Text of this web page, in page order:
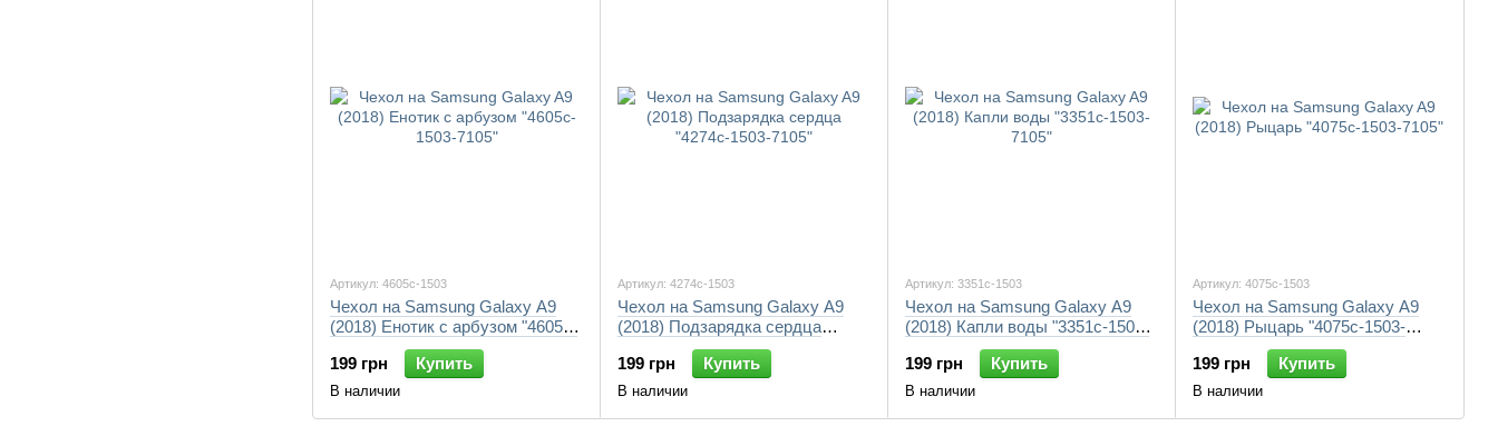
Артикул: 4605c-1503
Чехол на Samsung Galaxy A9
(2018) Енотик с арбузом "4605c-
1503-7105"
199 грн
Купить
В наличии
Артикул: 4274c-1503
Чехол на Samsung Galaxy A9
(2018) Подзарядка сердца
"4274c-1503-7105"
199 грн
Купить
В наличии
Артикул: 3351c-1503
Чехол на Samsung Galaxy A9
(2018) Капли воды "3351c-1503-
199 грн
Купить
В наличии
Артикул: 4075c-1503
Чехол на Samsung Galaxy A9
(2018) Рыцарь "4075c-1503-
199 грн
Купить
В наличии